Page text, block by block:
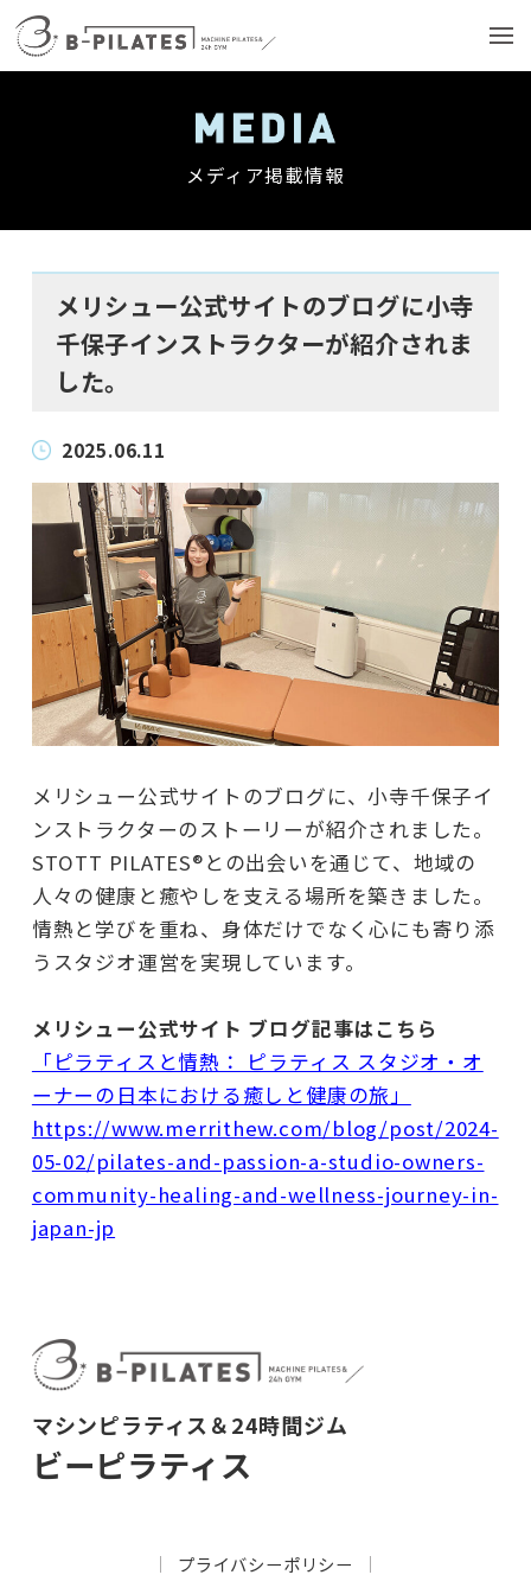
メディア掲載情報
メリシュー公式サイトのブログに小寺
千保子インストラクターが紹介されま
した。
2025.06.11
メリシュー公式サイトのブログに、小寺千保子イ
ンストラクターのストーリーが紹介されました。
STOTT PILATES®との出会いを通じて、地域の
人々の健康と癒やしを支える場所を築きました。
情熱と学びを重ね、身体だけでなく心にも寄り添
うスタジオ運営を実現しています。
メリシュー公式サイト ブログ記事はこちら
「ピラティスと情熱： ピラティス スタジオ・オ
ーナーの日本における癒しと健康の旅」
https://www.merrithew.com/blog/post/2024-
05-02/pilates-and-passion-a-studio-owners-
community-healing-and-wellness-journey-in-
japan-jp
マシンピラティス＆24時間ジム
ビーピラティス
プライバシーポリシー